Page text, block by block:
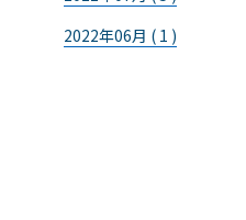
2022年06月 ( 1 )